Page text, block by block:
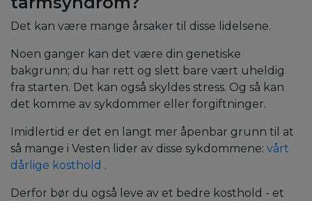
Det kan være mange årsaker til disse lidelsene.
Noen ganger kan det være din genetiske
bakgrunn; du har rett og slett bare vært uheldig
fra starten. Det kan også skyldes stress. Og så kan
det komme av sykdommer eller forgiftninger.
Imidlertid er det en langt mer åpenbar grunn til at
så mange i Vesten lider av disse sykdommene: vårt
dårlige kosthold .
Derfor bør du også leve av et bedre kosthold - et